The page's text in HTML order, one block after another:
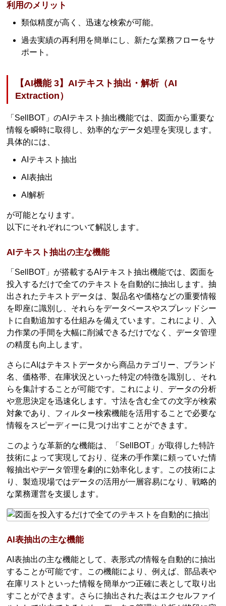
利用のメリット
類似精度が高く、迅速な検索が可能。
過去実績の再利用を簡単にし、新たな業務フローをサ
ポート。
【AI機能 3】AIテキスト抽出・解析（AI
Extraction）
「SellBOT」のAIテキスト抽出機能では、図面から重要な
情報を瞬時に取得し、効率的なデータ処理を実現します。
具体的には、
AIテキスト抽出
AI表抽出
AI解析
が可能となります。
以下にそれぞれについて解説します。
AIテキスト抽出の主な機能
「SellBOT」が搭載するAIテキスト抽出機能では、図面を
投入するだけで全てのテキストを自動的に抽出します。抽
出されたテキストデータは、製品名や価格などの重要情報
を即座に識別し、それらをデータベースやスプレッドシー
トに自動追加する仕組みを備えています。これにより、入
力作業の手間を大幅に削減できるだけでなく、データ管理
の精度も向上します。
さらにAIはテキストデータから商品カテゴリー、ブランド
名、価格帯、在庫状況といった特定の特徴を識別し、それ
らを集計することが可能です。これにより、データの分析
や意思決定を迅速化します。寸法を含む全ての文字が検索
対象であり、フィルター検索機能を活用することで必要な
情報をスピーディーに見つけ出すことができます。
このような革新的な機能は、「SellBOT」が取得した特許
技術によって実現しており、従来の手作業に頼っていた情
報抽出やデータ管理を劇的に効率化します。この技術によ
り、製造現場ではデータの活用が一層容易になり、戦略的
な業務運営を支援します。
AI表抽出の主な機能
AI表抽出の主な機能として、表形式の情報を自動的に抽出
することが可能です。この機能により、例えば、部品表や
在庫リストといった情報を簡単かつ正確に表として取り出
すことができます。さらに抽出された表はエクセルファイ